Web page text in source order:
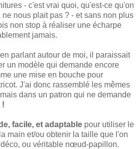
- c'est vrai quoi, qu'est-ce qu'on
nous plait pas ? - et sans non plus
non stop à réaliser une écharpe
jamais.
parlant autour de moi, il paraissait
un modèle qui demande encore
une mise en bouche pour
J'ai donc rassemblé les mêmes
dans un patron qui ne demande
!
facile, et adaptable pour utiliser le
main et/ou obtenir la taille que l'on
ou véritable nœud-papillon.